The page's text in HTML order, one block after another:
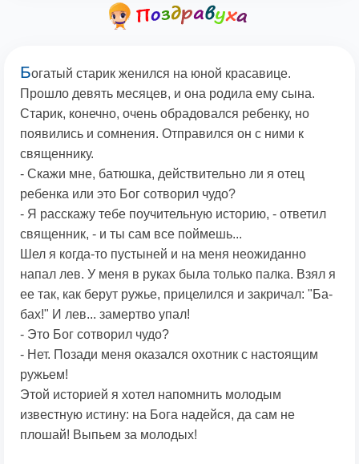
Богатый старик женился на юной красавице.
Прошло девять месяцев, и она родила ему сына.
Старик, конечно, очень обрадовался ребенку, но
появились и сомнения. Отправился он с ними к
священнику.
- Скажи мне, батюшка, действительно ли я отец
ребенка или это Бог сотворил чудо?
- Я расскажу тебе поучительную историю, - ответил
священник, - и ты сам все поймешь...
Шел я когда-то пустыней и на меня неожиданно
напал лев. У меня в руках была только палка. Взял я
ее так, как берут ружье, прицелился и закричал: "Ба-
бах!" И лев... замертво упал!
- Это Бог сотворил чудо?
- Нет. Позади меня оказался охотник с настоящим
ружьем!
Этой историей я хотел напомнить молодым
известную истину: на Бога надейся, да сам не
плошай! Выпьем за молодых!